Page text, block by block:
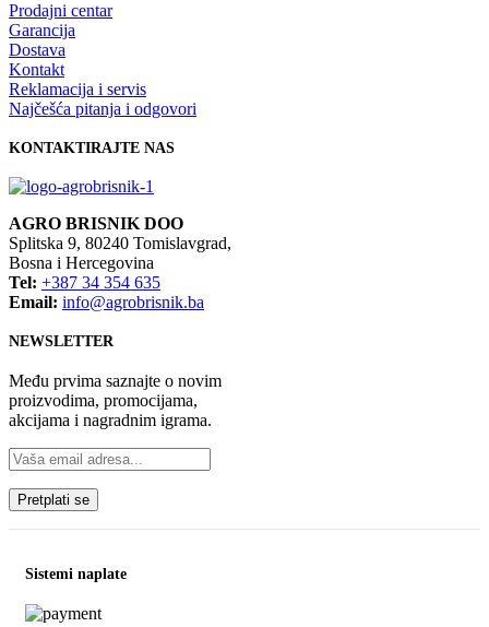
Prodajni centar
Garancija
Dostava
Kontakt
Reklamacija i servis
Najčešća pitanja i odgovori
KONTAKTIRAJTE NAS
AGRO BRISNIK DOO
Splitska 9, 80240 Tomislavgrad,
Bosna i Hercegovina
Tel: +387 34 354 635
Email: info@agrobrisnik.ba
NEWSLETTER
Među prvima saznajte o novim
proizvodima, promocijama,
akcijama i nagradnim igrama.
Sistemi naplate